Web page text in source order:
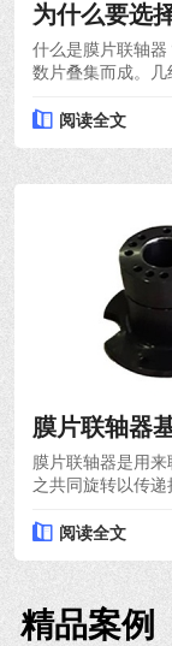
为什么要选
什么是膜片联轴
数片叠集而成。几
阅读全文
膜片联轴器
膜片联轴器是用
之共同旋转以传递
阅读全文
精品案例